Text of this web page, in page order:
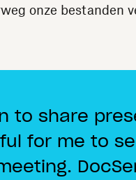
onze bestanden
to share
for me to